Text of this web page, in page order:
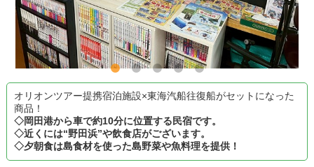
オリオンツアー提携宿泊施設×東海汽船往復船がセットになった
商品！
◇岡田港から車で約10分に位置する民宿です。
◇近くには“野田浜”や飲食店がございます。
◇夕朝食は島食材を使った島野菜や魚料理を提供！